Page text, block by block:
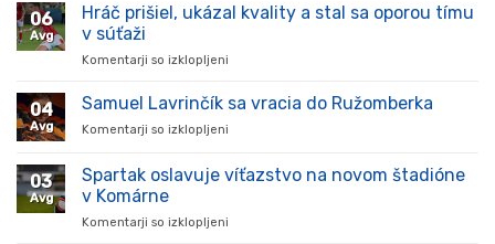
06
Avg
Hráč prišiel, ukázal kvality a stal sa oporou tímu
v súťaži
Komentarji so izklopljeni
prišiel,
stal
04
Avg
Samuel Lavrinčík sa vracia do Ružomberka
Komentarji so izklopljeni
Lavrinčík
sa
03
Avg
Spartak oslavuje víťazstvo na novom štadióne
v Komárne
Komentarji so izklopljeni